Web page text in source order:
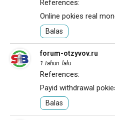
References:
Online pokies real
Balas
forum-otzyvov.ru
1 tahun lalu
References:
Payid withdrawal
Balas